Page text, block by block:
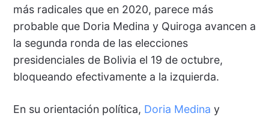
más radicales que en 2020, parece más
probable que Doria Medina y Quiroga avancen a
la segunda ronda de las elecciones
presidenciales de Bolivia el 19 de octubre,
bloqueando efectivamente a la izquierda.
En su orientación política, Doria Medina y